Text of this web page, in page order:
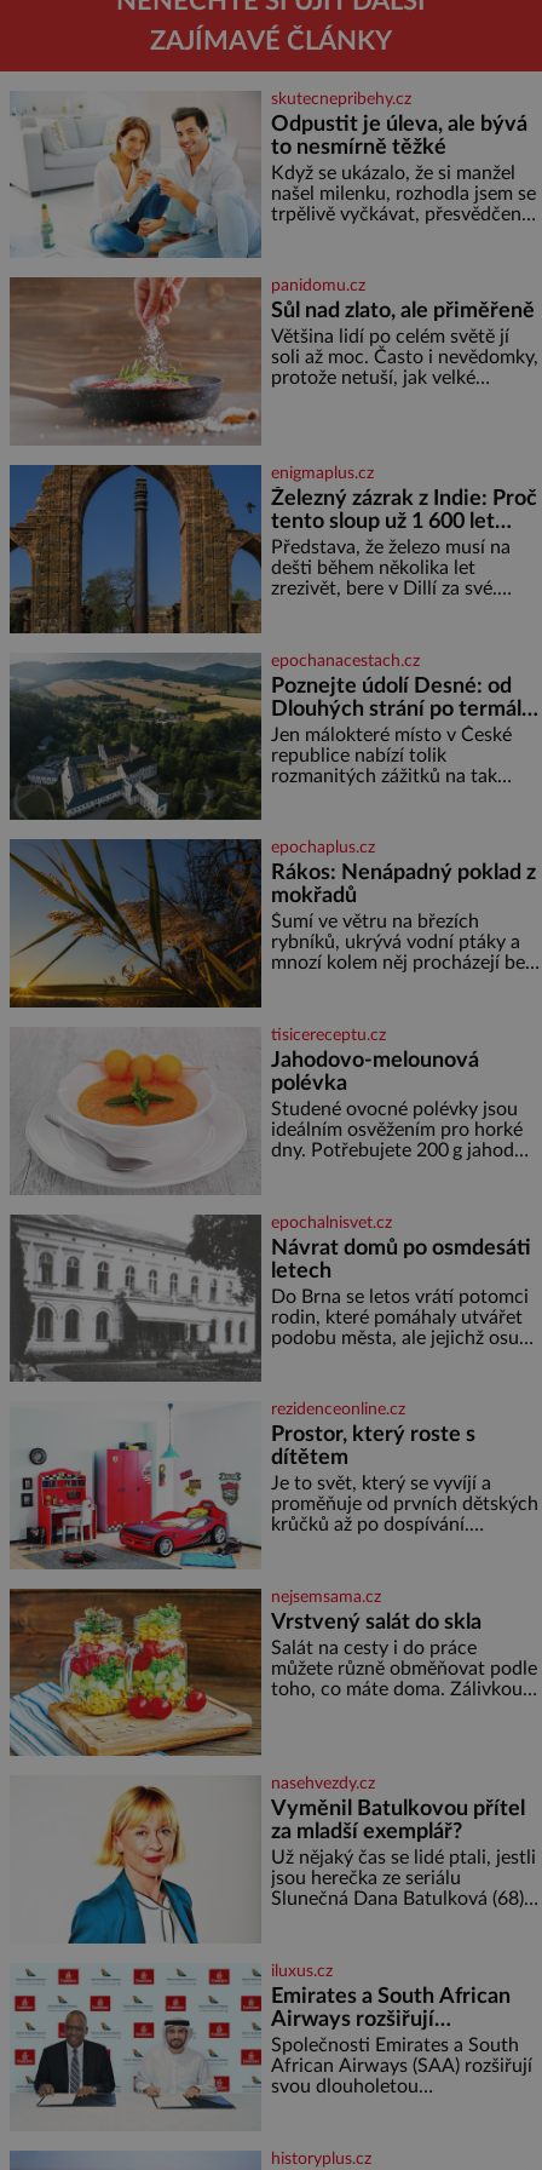
ZAJÍMAVÉ ČLÁNKY
skutecnepribehy.cz
Odpustit je úleva, ale bývá
to nesmírně těžké
Když se ukázalo, že si manžel
našel milenku, rozhodla jsem se
trpělivě vyčkávat, přesvědčena,
nejtěžších věcí na světě. Ale
každý, kdo s tím má nějaké
zkušenosti, se zapřísahá, že
pokud odpustíte, znatelně se
vám uleví. Když se ke mně
doneslo, že si manžel pořídil
panidomu.cz
Sůl nad zlato, ale přiměřeně
Většina lidí po celém světě jí
soli až moc. Často i nevědomky,
protože netuší, jak velké
sladkých. Sůl je zdravá Ale v
ani ne třetinovém množství, než
je pro většinu populace běžné.
Její základní složky– sodík a
chlór – jsou zásadní pro
správné hospodaření
enigmaplus.cz
Železný zázrak z Indie: Proč
tento sloup už 1 600 let
nezná rez?
Představa, že železo musí na
dešti během několika let
zrezivět, bere v Dillí za své.
železný sloup, který už přibližně
1 600 let odolává počasí
epochanacestach.cz
Poznejte údolí Desné: od
Dlouhých strání po termální
prameny
Jen málokteré místo v České
republice nabízí tolik
rozmanitých zážitků na tak
jediného dne můžete
nahlédnout do útrob jedné z
nejvýznamnějších vodních
elektráren v Evropě, vydat se na
horské hřebeny, projet se na
koloběžce a den zakončit
poznáváním památek ve
epochaplus.cz
Rákos: Nenápadný poklad z
mokřadů
Šumí ve větru na březích
rybníků, ukrývá vodní ptáky a
mnozí kolem něj procházejí bez
lodě, zapisovat první texty a
inspiroval řadu pověstí. Tato
skromná, ale užitečná rostlina
provází člověka už tisíce let.
Většina lidí vnímá rákos jen jako
obyčejnou kulisu letního
koupání. Stačí se však podívat
tisicereceptu.cz
Jahodovo-melounová
polévka
Studené ovocné polévky jsou
ideálním osvěžením pro horké
dny. Potřebujete 200 g jahod
cukru krystal 1 lžíci medu 200 g
zakysané sm
epochalnisvet.cz
Návrat domů po osmdesáti
letech
Do Brna se letos vrátí potomci
rodin, které pomáhaly utvářet
podobu města, ale jejichž osudy
Placzek, Löw-Beer, Fuhrmann,
Kohn a Stiassni se stanou
jednou z hlavních
dramaturgických linií festivalu
židovské kultury ŠTETL FEST
2026. Některé návraty nejsou
jednoduché. Místa, která si
rezidenceonline.cz
Prostor, který roste s
dítětem
Je to svět, který se vyvíjí a
proměňuje od prvních dětských
krůčků až po dospívání.
soustředění i odpočinek a
reaguje na každou etapu života
a specifické potřeby dítěte. Pro
nejmenší je klíčová
jednoduchost, měkkost a
bezpečí, proto by pokoj
nejsemsama.cz
Vrstvený salát do skla
Salát na cesty i do práce
můžete různě obměňovat podle
toho, co máte doma. Zálivkou
potřebujete: ✿ 1/4 ledového
nebo jiného salátu (římský salát,
polníček…) ✿ 1 malá konzerva
kukuřice ✿ ½ okurky ✿ 2
rajčata Zálivka: ✿ 4 lžíce
olivového oleje ✿ 1 lžíci
citronové šťávy ✿ ½ stroužku
nasehvezdy.cz
Vyměnil Batulkovou přítel
za mladší exemplář?
Už nějaký čas se lidé ptali, jestli
jsou herečka ze seriálu
Slunečná Dana Batulková (68) a
od sebe přítele od samého
začátku odhán
iluxus.cz
Emirates a South African
Airways rozšiřují
partnerství. Cestujícím
nově zpřístupní dalších
devět destinací v jižní a
Společnosti Emirates a South
African Airways (SAA) rozšiřují
svou dlouholetou
cestujícím devět dalších
historyplus.cz